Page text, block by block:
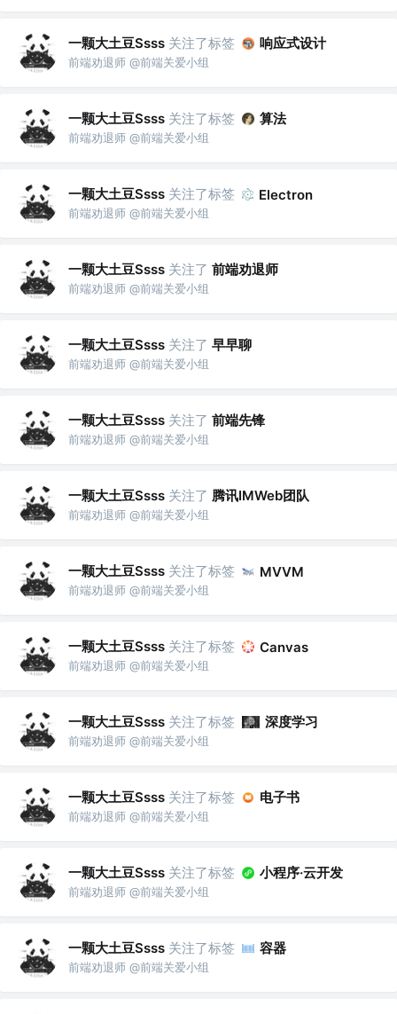
一颗大土豆Ssss 关注了标签 响应式设计
前端劝退师 @前端关爱小组
一颗大土豆Ssss 关注了标签 算法
前端劝退师 @前端关爱小组
一颗大土豆Ssss 关注了标签 Electron
前端劝退师 @前端关爱小组
一颗大土豆Ssss 关注了 前端劝退师
前端劝退师 @前端关爱小组
一颗大土豆Ssss 关注了 早早聊
前端劝退师 @前端关爱小组
一颗大土豆Ssss 关注了 前端先锋
前端劝退师 @前端关爱小组
一颗大土豆Ssss 关注了 腾讯IMWeb团队
前端劝退师 @前端关爱小组
一颗大土豆Ssss 关注了标签 MVVM
前端劝退师 @前端关爱小组
一颗大土豆Ssss 关注了标签 Canvas
前端劝退师 @前端关爱小组
一颗大土豆Ssss 关注了标签 深度学习
前端劝退师 @前端关爱小组
一颗大土豆Ssss 关注了标签 电子书
前端劝退师 @前端关爱小组
一颗大土豆Ssss 关注了标签 小程序·云开发
前端劝退师 @前端关爱小组
一颗大土豆Ssss 关注了标签 容器
前端劝退师 @前端关爱小组